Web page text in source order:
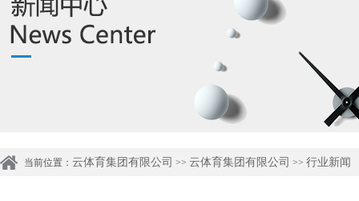
当前位置： 云体育集团有限公司 >> 云体育集团有限公司 >> 行业新闻